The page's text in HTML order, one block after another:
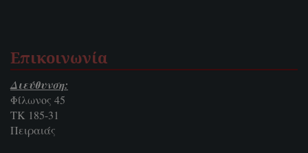
Επικοινωνία
Διεύθυνση:
Φίλωνος 45
ΤΚ 185-31
Πειραιάς